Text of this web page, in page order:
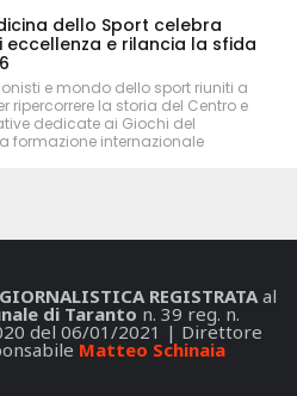
dello Sport celebra
e rilancia la sfida
e mondo dello sport riuniti a
ripercorrere la storia del Centro e
dedicate ai Giochi del
formazione internazionale
REGISTRATAal
di Taranto n. 39 reg. n.
del 06/01/2021 | Direttore
Matteo Schinaia